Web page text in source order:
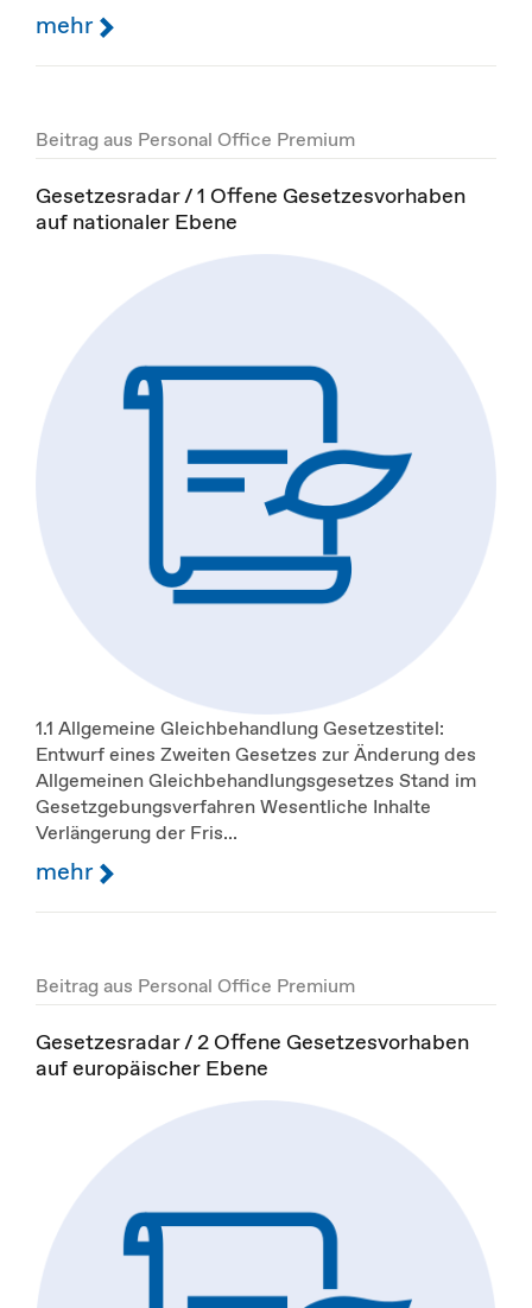
mehr
Beitrag aus Personal Office Premium
Gesetzesradar / 1 Offene Gesetzesvorhaben
auf nationaler Ebene
1.1 Allgemeine Gleichbehandlung Gesetzestitel:
Entwurf eines Zweiten Gesetzes zur Änderung des
Allgemeinen Gleichbehandlungsgesetzes Stand im
Gesetzgebungsverfahren Wesentliche Inhalte
Verlängerung der Fris...
mehr
Beitrag aus Personal Office Premium
Gesetzesradar / 2 Offene Gesetzesvorhaben
auf europäischer Ebene